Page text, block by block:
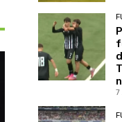
7